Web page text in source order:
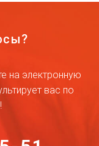
на электронную
вас по